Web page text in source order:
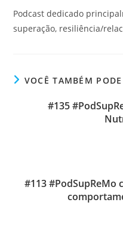
Podcast dedicado
superação, resiliência/
VOCÊ TAMBÉM PODE
#135
#113 #PodSupReMo